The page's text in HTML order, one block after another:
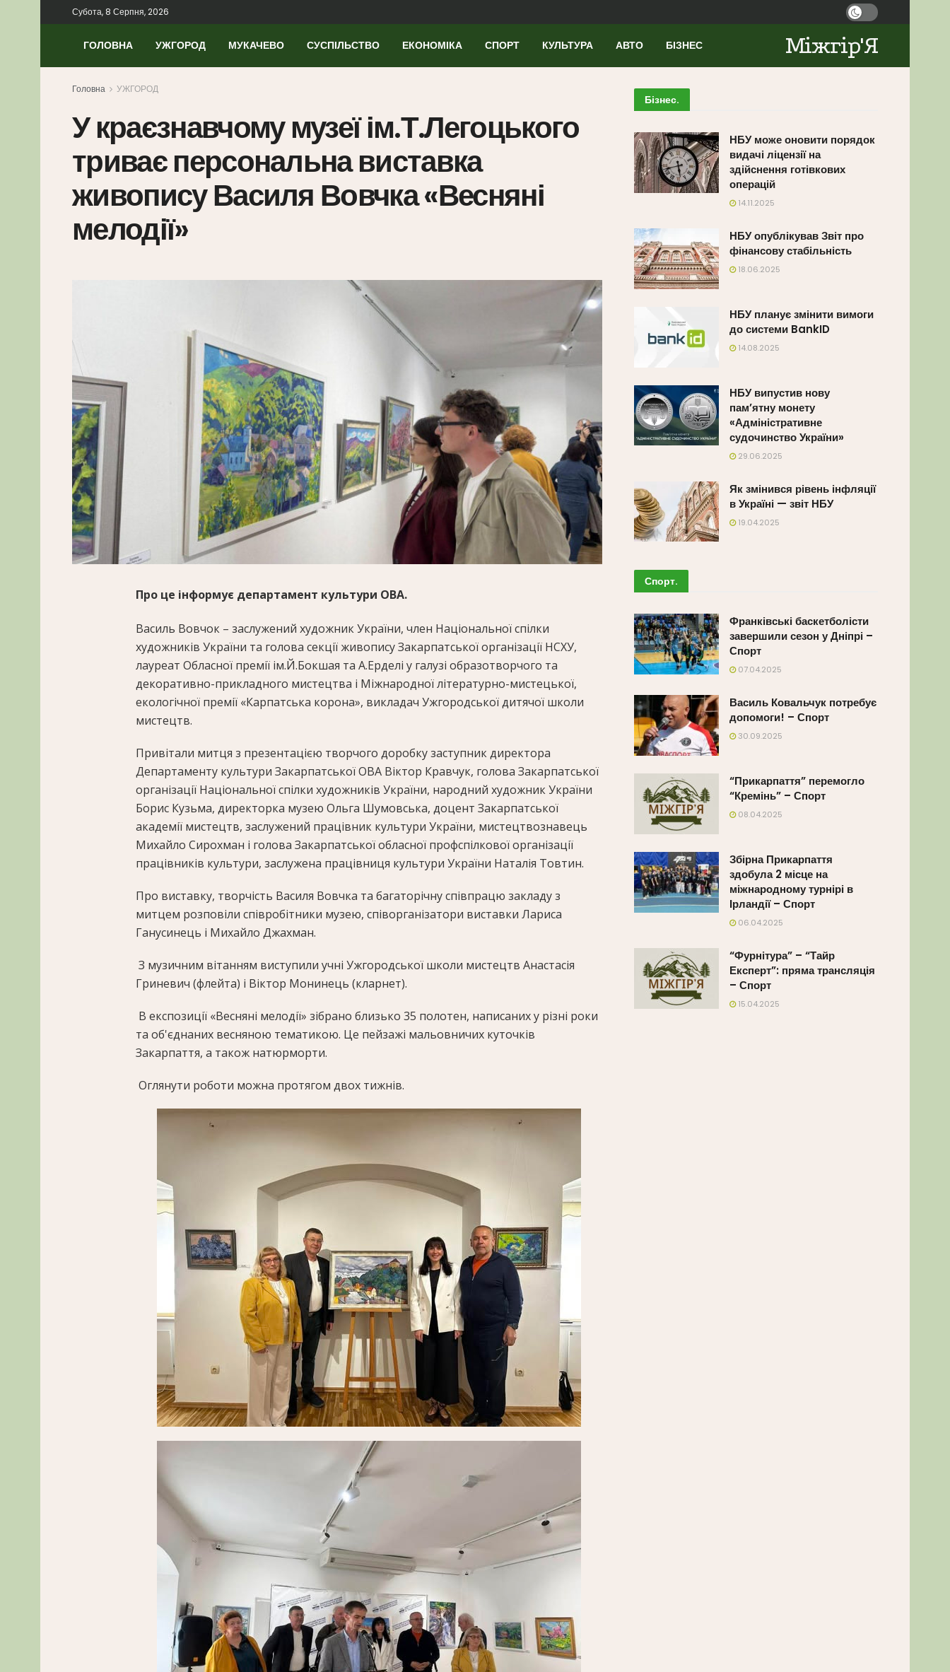
Субота, 8 Серпня, 2026
ГОЛОВНА УЖГОРОД МУКАЧЕВО СУСПІЛЬСТВО ЕКОНОМІКА СПОРТ КУЛЬТУРА АВТО БІЗНЕС Міжгір'Я
Головна УЖГОРОД
У краєзнавчому музеї ім.Т.Легоцького
триває персональна виставка
живопису Василя Вовчка «Весняні
мелодії»
Про це інформує департамент культури ОВА.
Василь Вовчок – заслужений художник України, член Національної спілки
художників України та голова секції живопису Закарпатської організації НСХУ,
лауреат Обласної премії ім.Й.Бокшая та А.Ерделі у галузі образотворчого та
декоративно-прикладного мистецтва і Міжнародної літературно-мистецької,
екологічної премії «Карпатська корона», викладач Ужгородської дитячої школи
мистецтв.
Привітали митця з презентацією творчого доробку заступник директора
Департаменту культури Закарпатської ОВА Віктор Кравчук, голова Закарпатської
організації Національної спілки художників України, народний художник України
Борис Кузьма, директорка музею Ольга Шумовська, доцент Закарпатської
академії мистецтв, заслужений працівник культури України, мистецтвознавець
Михайло Сирохман і голова Закарпатської обласної профспілкової організації
працівників культури, заслужена працівниця культури України Наталія Товтин.
Про виставку, творчість Василя Вовчка та багаторічну співпрацю закладу з
митцем розповіли співробітники музею, співорганізатори виставки Лариса
Ганусинець і Михайло Джахман.
З музичним вітанням виступили учні Ужгородської школи мистецтв Анастасія
Гриневич (флейта) і Віктор Монинець (кларнет).
В експозиції «Весняні мелодії» зібрано близько 35 полотен, написаних у різні роки
та об'єднаних весняною тематикою. Це пейзажі мальовничих куточків
Закарпаття, а також натюрморти.
Оглянути роботи можна протягом двох тижнів.
Бізнес.
НБУ може оновити порядок
видачі ліцензії на
здійснення готівкових
операцій
14.11.2025
НБУ опублікував Звіт про
фінансову стабільність
18.06.2025
НБУ планує змінити вимоги
до системи BankID
14.08.2025
НБУ випустив нову
пам’ятну монету
«Адміністративне
судочинство України»
29.06.2025
Як змінився рівень інфляції
в Україні — звіт НБУ
19.04.2025
Спорт.
Франківські баскетболісти
завершили сезон у Дніпрі –
Спорт
07.04.2025
Василь Ковальчук потребує
допомоги! – Спорт
30.09.2025
“Прикарпаття” перемогло
“Кремінь” – Спорт
08.04.2025
Збірна Прикарпаття
здобула 2 місце на
міжнародному турнірі в
Ірландії – Спорт
06.04.2025
“Фурнітура” – “Тайр
Експерт”: пряма трансляція
– Спорт
15.04.2025